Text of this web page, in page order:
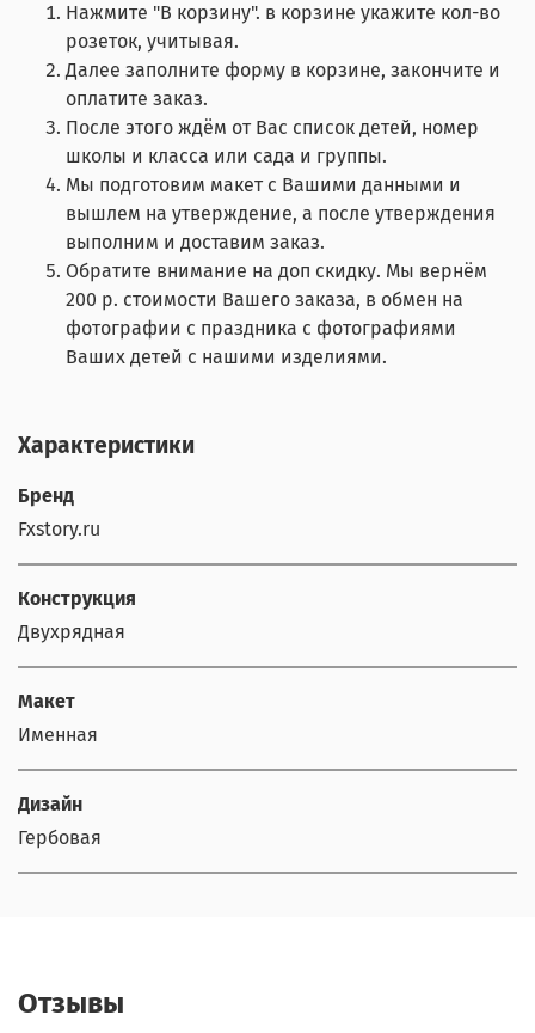
Нажмите "В корзину". в корзине укажите кол-во
розеток, учитывая.
Далее заполните форму в корзине, закончите и
оплатите заказ.
После этого ждём от Вас список детей, номер
школы и класса или сада и группы.
Мы подготовим макет с Вашими данными и
вышлем на утверждение, а после утверждения
выполним и доставим заказ.
Обратите внимание на доп скидку. Мы вернём
200 р. стоимости Вашего заказа, в обмен на
фотографии с праздника с фотографиями
Ваших детей с нашими изделиями.
Характеристики
Бренд
Fxstory.ru
Конструкция
Двухрядная
Макет
Именная
Дизайн
Гербовая
Отзывы